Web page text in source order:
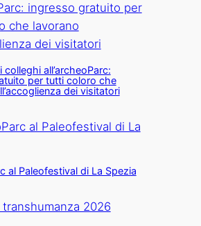
colleghi all’archeoParc:
per tutti coloro che
dei visitatori
al Paleofestival di La Spezia